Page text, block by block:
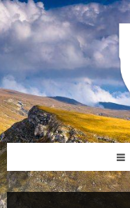
Sari
la
conținut
Salt
la
bara
laterală
stângă
Salt
la
bara
laterală
dreaptă
Salt
la
subsol